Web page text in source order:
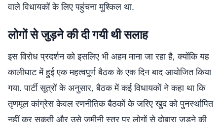
वाले विधायकों के लिए पहुंचना मुश्किल था.
लोगों से जुड़ने की दी गयी थी सलाह
इस विरोध प्रदर्शन को इसलिए भी अहम माना जा रहा है, क्योंकि यह
कालीघाट में हुई एक महत्वपूर्ण बैठक के एक दिन बाद आयोजित किया
गया. पार्टी सूत्रों के अनुसार, बैठक में कई विधायकों ने कहा था कि
तृणमूल कांग्रेस केवल रणनीतिक बैठकों के जरिए खुद को पुनर्स्थापित
नहीं कर सकती और उसे जमीनी स्तर पर लोगों से दोबारा जुड़ने की